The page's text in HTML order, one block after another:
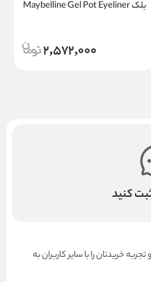
بلک Maybelline Gel Pot Eyeliner
2,572,000
کنید
خریدتان را با سایر کاربران به